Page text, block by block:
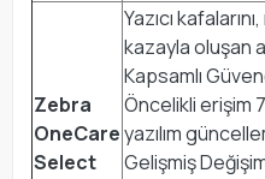
Zebra
OneCare
Select
Yazıcı
kazayla oluşan
Kapsamlı
Öncelikli erişim
yazılım
Gelişmiş